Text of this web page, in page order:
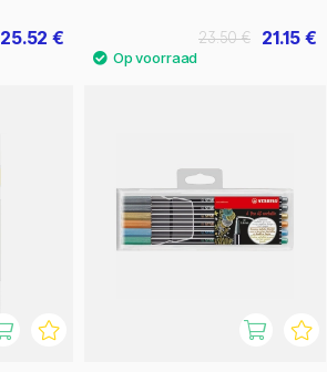
25.52 € 21.15 €
23.50 €